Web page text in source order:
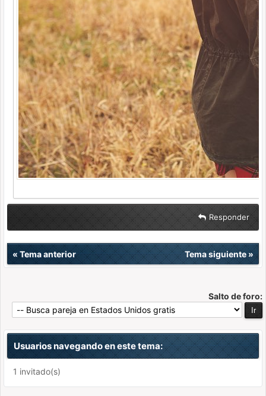
Responder
« Tema anterior Tema siguiente»
Salto de foro:
Usuarios navegando en este tema:
1 invitado(s)